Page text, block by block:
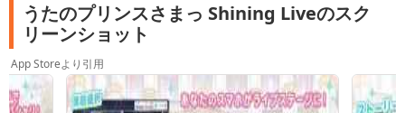
うたのプリンスさまっ Shining Liveのスク
リーンショット
App Storeより引用